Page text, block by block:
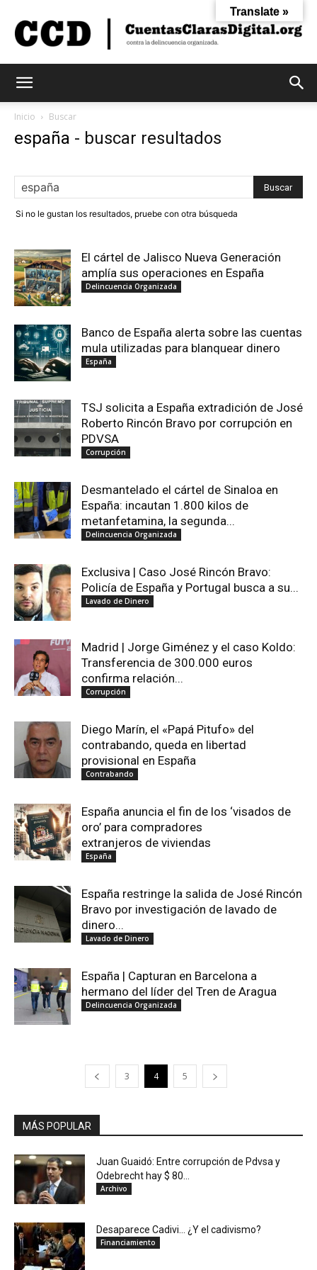
Inicio Buscar
españa - buscar resultados
Si no le gustan los resultados, pruebe con otra búsqueda
El cártel de Jalisco Nueva Generación
amplía sus operaciones en España
Delincuencia Organizada
Banco de España alerta sobre las cuentas
mula utilizadas para blanquear dinero
España
TSJ solicita a España extradición de José
Roberto Rincón Bravo por corrupción en
PDVSA
Corrupción
Desmantelado el cártel de Sinaloa en
España: incautan 1.800 kilos de
metanfetamina, la segunda...
Delincuencia Organizada
Exclusiva | Caso José Rincón Bravo:
Policía de España y Portugal busca a su...
Lavado de Dinero
Madrid | Jorge Giménez y el caso Koldo:
Transferencia de 300.000 euros
confirma relación...
Corrupción
Diego Marín, el «Papá Pitufo» del
contrabando, queda en libertad
provisional en España
Contrabando
España anuncia el fin de los ‘visados de
oro’ para compradores
extranjeros de viviendas
España
España restringe la salida de José Rincón
Bravo por investigación de lavado de
dinero...
Lavado de Dinero
España | Capturan en Barcelona a
hermano del líder del Tren de Aragua
Delincuencia Organizada
3 4 5
MÁS POPULAR
Juan Guaidó: Entre corrupción de Pdvsa y
Odebrecht hay $ 80...
Archivo
Desaparece Cadivi… ¿Y el cadivismo?
Financiamiento
Translate »